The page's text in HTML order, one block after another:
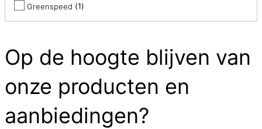
Greenspeed
1
Op de hoogte blijven van
onze producten en
aanbiedingen?